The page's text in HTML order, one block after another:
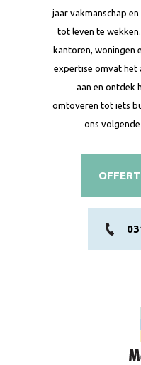
jaar vakmanschap
tot leven te
kantoren, woningen
expertise omvat het
aan en ontdek
omtoveren tot iets
ons